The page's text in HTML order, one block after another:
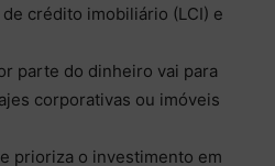
crédito imobiliário (LCI) e
parte do dinheiro vai para
corporativas ou imóveis
prioriza o investimento em